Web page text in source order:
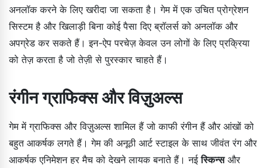
अनलॉक करने के लिए खरीदा जा सकता है। गेम में एक उचित प्रोग्रेशन
सिस्टम है और खिलाड़ी बिना कोई पैसा दिए ब्रॉलर्स को अनलॉक और
अपग्रेड कर सकते हैं। इन-ऐप परचेज़ केवल उन लोगों के लिए प्रक्रिया
को तेज़ करता है जो तेज़ी से पुरस्कार चाहते हैं।
रंगीन ग्राफिक्स और विज़ुअल्स
गेम में ग्राफिक्स और विज़ुअल्स शामिल हैं जो काफी रंगीन हैं और आंखों को
बहुत आकर्षक लगते हैं। गेम की अनूठी आर्ट स्टाइल के साथ जीवंत रंग और
आकर्षक एनिमेशन हर मैच को देखने लायक बनाते हैं। नईस्किन्सऔर